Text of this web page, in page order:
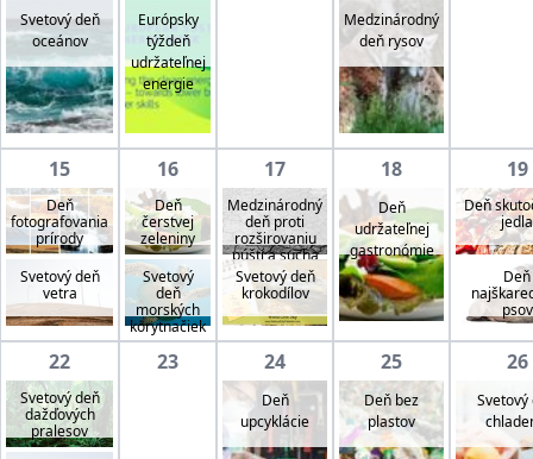
Svetový deň
oceánov
Európsky
týždeň
udržateľnej
energie
Medzinárodný
deň rysov
15
Deň
fotografovania
prírody
Svetový deň
vetra
16
Deň
čerstvej
zeleniny
Svetový
deň
morských
korytnačiek
17
Medzinárodný
deň proti
rozširovaniu
púští a sucha
Svetový deň
krokodílov
18
Deň
udržateľnej
gastronómie
19
Deň
jedla
Deň
psov
22
Svetový deň
dažďových
pralesov
23 24
Deň
upcyklácie
25
Deň bez
plastov
26
Svetový